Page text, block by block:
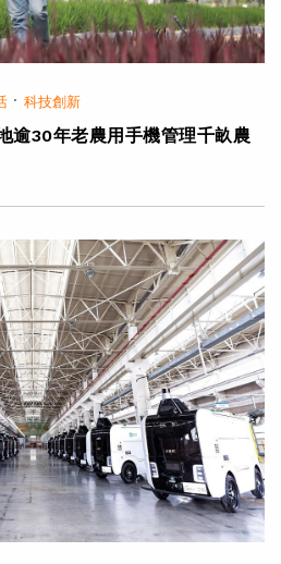
· 科技創新
逾30年老農用手機管理千畝農